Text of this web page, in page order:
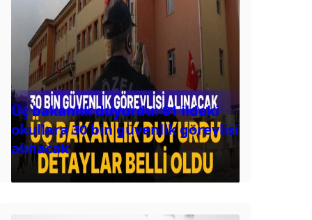
Üç bakanlık duyurdu: 81 ildeki
okullara 30 bin güvenlik görevlisi
alınacak